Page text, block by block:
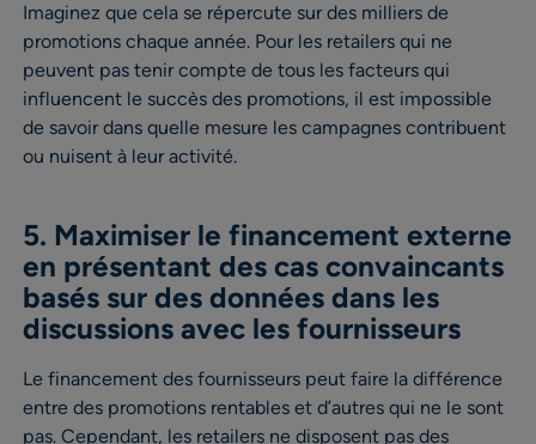
Imaginez que cela se répercute sur des milliers de
promotions chaque année. Pour les retailers qui ne
peuvent pas tenir compte de tous les facteurs qui
influencent le succès des promotions, il est impossible
de savoir dans quelle mesure les campagnes contribuent
ou nuisent à leur activité.
5. Maximiser le financement externe
en présentant des cas convaincants
basés sur des données dans les
discussions avec les fournisseurs
Le financement des fournisseurs peut faire la différence
entre des promotions rentables et d’autres qui ne le sont
pas. Cependant, les retailers ne disposent pas des